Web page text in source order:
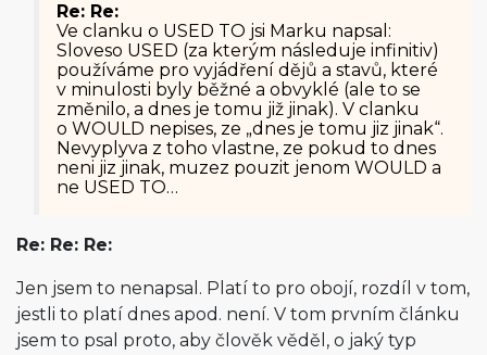
Re: Re:
Ve clanku o USED TO jsi Marku napsal:
Sloveso USED (za kterým následuje infinitiv)
používáme pro vyjádření dějů a stavů, které
v minulosti byly běžné a obvyklé (ale to se
změnilo, a dnes je tomu již jinak). V clanku
o WOULD nepises, ze „dnes je tomu jiz jinak“.
Nevyplyva z toho vlastne, ze pokud to dnes
neni jiz jinak, muzez pouzit jenom WOULD a
ne USED TO…
Re: Re: Re:
Jen jsem to nenapsal. Platí to pro obojí, rozdíl v tom,
jestli to platí dnes apod. není. V tom prvním článku
jsem to psal proto, aby člověk věděl, o jaký typ